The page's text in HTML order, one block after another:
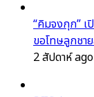
“คิมจงกุก” เ
ขอโทษลูกชา
2 สัปดาห์ ago